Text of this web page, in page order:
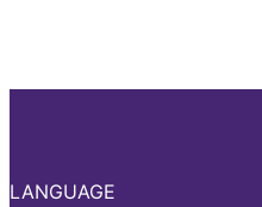
LANGUAGE